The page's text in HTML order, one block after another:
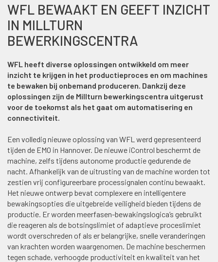
WFL BEWAAKT EN GEEFT INZICHT
IN MILLTURN
BEWERKINGSCENTRA
WFL heeft diverse oplossingen ontwikkeld om meer
inzicht te krijgen in het productieproces en om machines
te bewaken bij onbemand produceren. Dankzij deze
oplossingen zijn de Millturn bewerkingscentra uitgerust
voor de toekomst als het gaat om automatisering en
connectiviteit.
Een volledig nieuwe oplossing van WFL werd gepresenteerd
tijden de EMO in Hannover. De nieuwe iControl beschermt de
machine, zelfs tijdens autonome productie gedurende de
nacht. Afhankelijk van de uitrusting van de machine worden tot
zestien vrij configureerbare processignalen continu bewaakt.
Het nieuwe ontwerp bevat complexere en intelligentere
bewakingsopties die uitgebreide veiligheid bieden tijdens de
productie. Er worden meerfasen-bewakingslogica’s gebruikt
die reageren als de botsingslimiet of adaptieve proceslimiet
wordt overschreden of als er belangrijke, snelle veranderingen
van krachten worden waargenomen. De machine beschermen
tegen schade, verhoogde productiviteit en kwaliteit van het